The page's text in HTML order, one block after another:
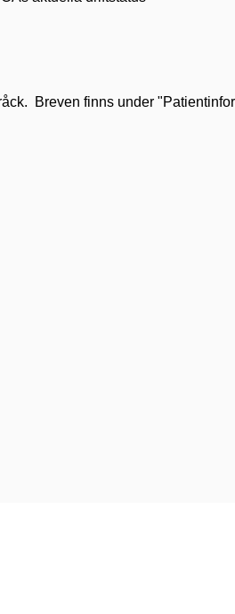
Breven finns under